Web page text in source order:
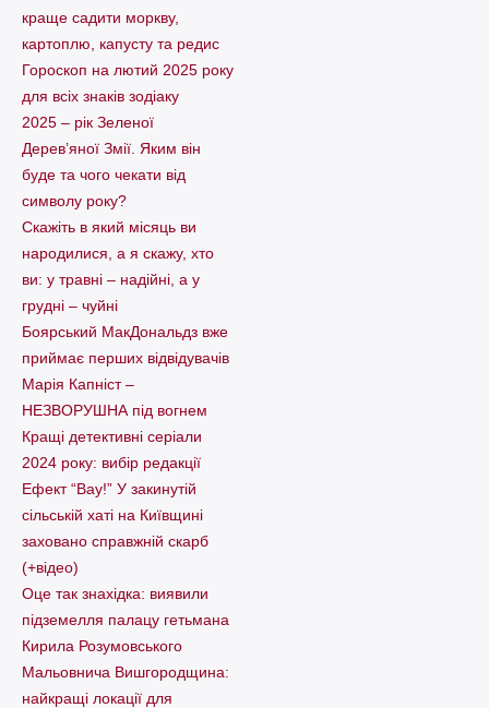
краще садити моркву,
картоплю, капусту та редис
Гороскоп на лютий 2025 року
для всіх знаків зодіаку
2025 – рік Зеленої
Дерев’яної Змії. Яким він
буде та чого чекати від
символу року?
Скажіть в який місяць ви
народилися, а я скажу, хто
ви: у травні – надійні, а у
грудні – чуйні
Боярський МакДональдз вже
приймає перших відвідувачів
Марія Капніст –
НЕЗВОРУШНА під вогнем
Кращі детективні серіали
2024 року: вибір редакції
Ефект “Вау!” У закинутій
сільській хаті на Київщині
заховано справжній скарб
(+відео)
Оце так знахідка: виявили
підземелля палацу гетьмана
Кирила Розумовського
Мальовнича Вишгородщина:
найкращі локації для